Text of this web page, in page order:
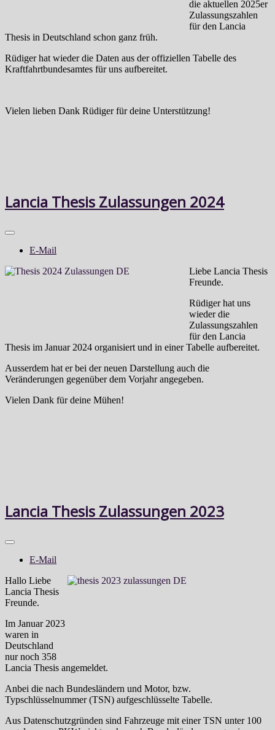
die aktuellen 2025er
Zulassungszahlen
für den Lancia
Thesis in Deutschland schon ganz früh.
Rüdiger hat wieder die Daten aus der offiziellen Tabelle des
Kraftfahrtbundesamtes für uns aufbereitet.
Vielen lieben Dank Rüdiger für deine Unterstützung!
Lancia Thesis Zulassungen 2024
E-Mail
Liebe Lancia Thesis
Freunde.
Rüdiger hat uns
wieder die
Zulassungszahlen
für den Lancia
Thesis im Januar 2024 organisiert und in einer Tabelle aufbereitet.
Ausserdem hat er bei der neuen Darstellung auch die
Veränderungen gegenüber dem Vorjahr angegeben.
Vielen Dank für deine Mühen!
Lancia Thesis Zulassungen 2023
E-Mail
Hallo Liebe
Lancia Thesis
Freunde.
Im Januar 2023
waren in
Deutschland
nur noch 358
Lancia Thesis angemeldet.
Anbei die nach Bundesländern und Motor, bzw.
Typschlüsselnummer (TSN) aufgeschlüsselte Tabelle.
Aus Datenschutzgründen sind Fahrzeuge mit einer TSN unter 100